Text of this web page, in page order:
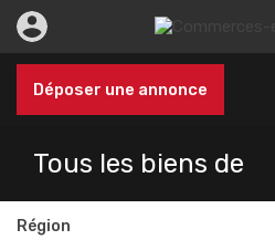
Déposer une annonce
Tous les biens de
Région